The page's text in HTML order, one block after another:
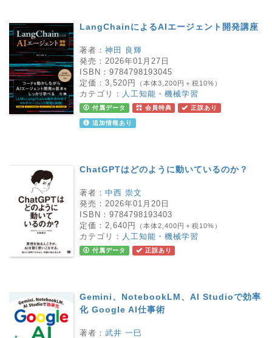
LangChainによるAIエージェント開発講座
著者： 神田 良輝
発売： 2026年01月27日
ISBN： 9784798193045
定価： 3,520円 （本体3,200円＋税10%）
カテゴリ： 人工知能・機械学習
付属データ 会員特典 正誤あり
追加情報あり
ChatGPTはどのように動いているのか？
著者： 中西 崇文
発売： 2026年01月20日
ISBN： 9784798193403
定価： 2,640円 （本体2,400円＋税10%）
カテゴリ： 人工知能・機械学習
付属データ 正誤あり
Gemini、NotebookLM、AI Studioで効率
化 Google AI仕事術
著者： 武井 一巳